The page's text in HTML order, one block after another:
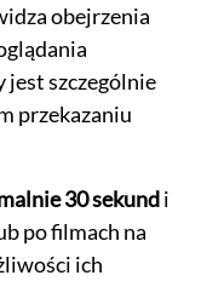
obejrzenia
jest szczególnie
przekazaniu
30 sekundi
po filmach na
ich